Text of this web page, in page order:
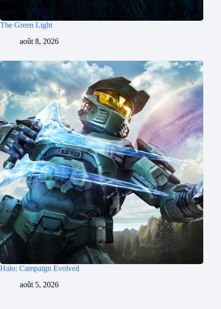
The Green Light
août 8, 2026
Halo: Campaign Evolved
août 5, 2026